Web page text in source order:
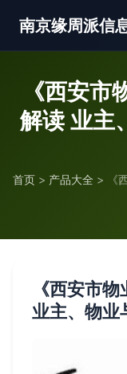
南京缘周派信
《西安市
解读 业主
首页 > 产品大全 > 《
《西安市
业主、物业